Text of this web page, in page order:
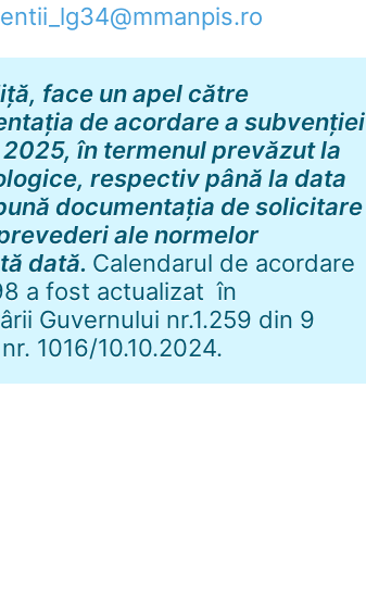
face un apel către
de acordare a subvenției
în termenul prevăzut la
respectiv până la data
documentația de solicitare
ale normelor
dată. Calendarul de acordare
a fost actualizat în
Guvernului nr.1.259 din 9
1016/10.10.2024.